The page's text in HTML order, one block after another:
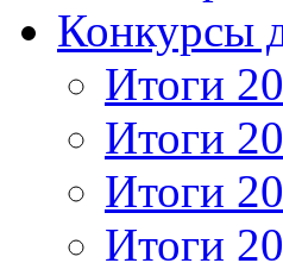
Конкурсы
Итоги
Итоги
Итоги
Итоги